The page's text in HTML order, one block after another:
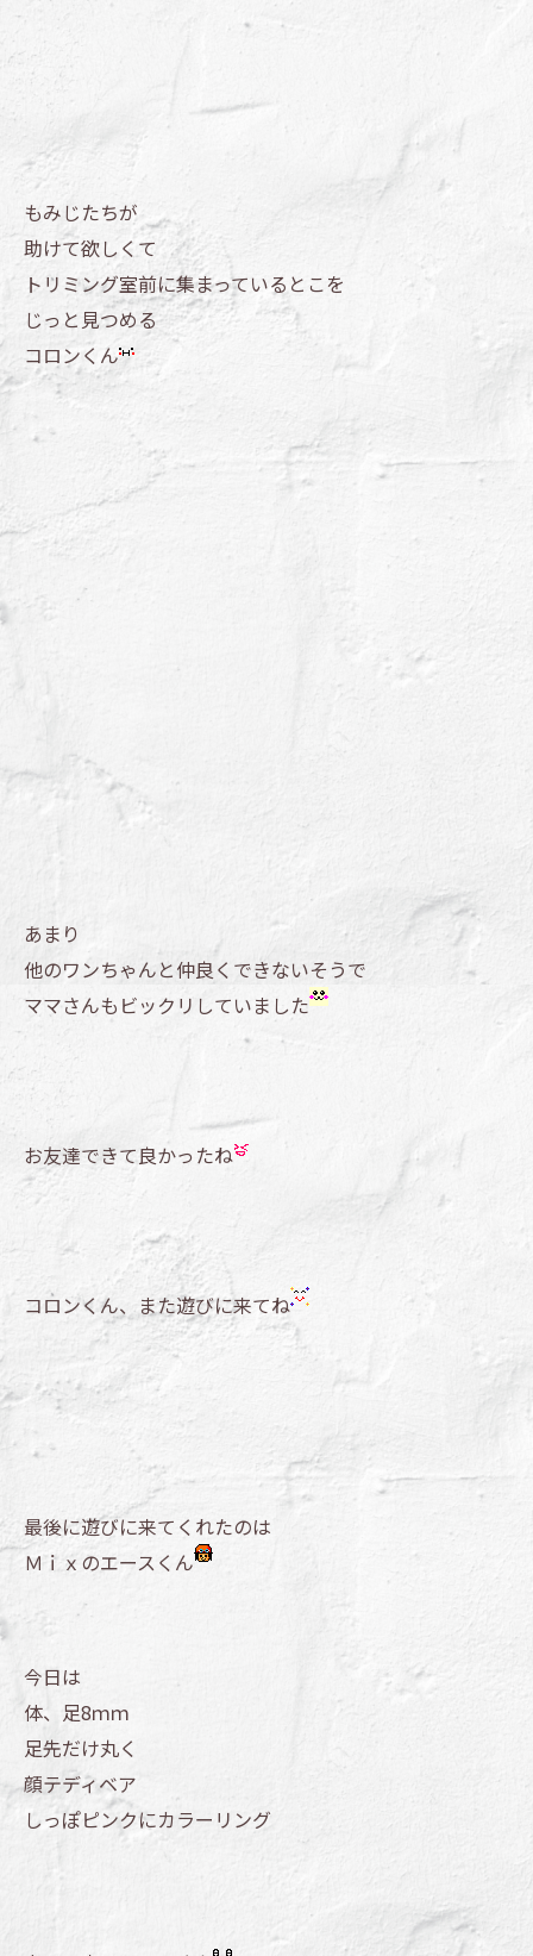
もみじたちが
助けて欲しくて
トリミング室前に集まっているとこを
じっと見つめる
コロンくん
あまり
他のワンちゃんと仲良くできないそうで
ママさんもビックリしていました
お友達できて良かったね
コロンくん、また遊びに来てね
最後に遊びに来てくれたのは
Ｍｉｘのエースくん
今日は
体、足8ｍｍ
足先だけ丸く
顔テディベア
しっぽピンクにカラーリング